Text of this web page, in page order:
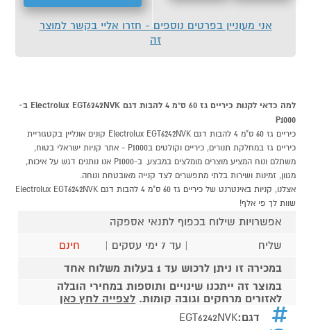
אני מעוניין בפרטים נוספים - חזרו אליי בקשר למוצר
זה
למה כדאי לקנות כיריים גז 60 ס"מ 4 להבות דגם Electrolux EGT6242NVK ב-
P1000
כיריים גז 60 ס"מ 4 להבות דגם Electrolux EGT6242NVK קונים אונליין בקטגוריית
כיריים גז במחלקת תנורים, כיריים וקולטים בP1000 - אתר קניות ישראלי בטוח,
משתלם ונוח המציע מוצרים מומלצים במבצע. ב-P1000 אנו נותנים דגש על איכות,
מגוון, זמינות ושירות בלתי מתפשרים לצד קנייה מאובטחת ונוחה.
אצלנו, קניות באינטרנט של כיריים גז 60 ס"מ 4 להבות דגם Electrolux EGT6242NVK
שוות לך פי אלף!
אפשרויות שילוח בכפוף לתנאי אספקה
שליח
| עד 7 ימי עסקים |
חינם
במכירה זו ניתן לרכוש עד 1 בעלות משלוח אחד
במוצר זה ייתכנו שינויים ותוספות במחירי הובלה
לאזורים מרחקים וגובה קומות. לצפייה לחץ כאן
דגם:EGT6242NVK